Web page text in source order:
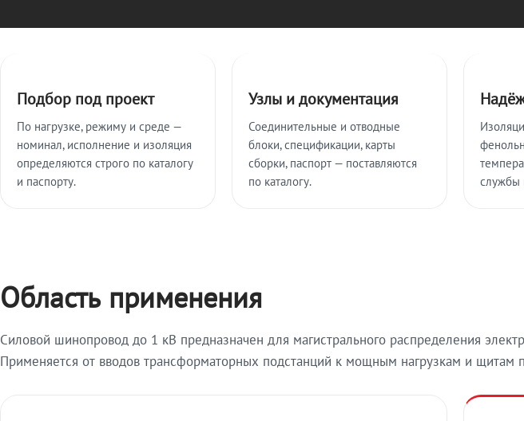
Подбор под проект
По нагрузке, режиму и среде —
номинал, исполнение и изоляция
определяются строго по каталогу
и паспорту.
Узлы и документация
Соединительные и отводные
блоки, спецификации, карты
сборки, паспорт — поставляются
по каталогу.
службы
Область применения
Силовой шинопровод до 1 кВ предназначен для магистрального распределения
Применяется от вводов трансформаторных подстанций к мощным нагрузкам и щитам